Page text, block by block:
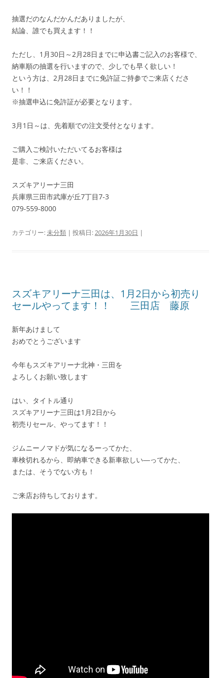
抽選だのなんだかんだありましたが、
結論、誰でも買えます！！
ただし、1月30日～2月28日までに申込書ご記入のお客様で、
納車順の抽選を行いますので、少しでも早く欲しい！
という方は、2月28日までに免許証ご持参でご来店くださ
い！！
※抽選申込に免許証が必要となります。
3月1日～は、先着順での注文受付となります。
ご購入ご検討いただいてるお客様は
是非、ご来店ください。
スズキアリーナ三田
兵庫県三田市武庫が丘7丁目7-3
079-559-8000
カテゴリー:未分類 | 投稿日:2026年1月30日 |
スズキアリーナ三田は、1月2日から初売り
セールやってます！！ 三田店 藤原
新年あけまして
おめでとうございます
今年もスズキアリーナ北神・三田を
よろしくお願い致します
はい、タイトル通り
スズキアリーナ三田は1月2日から
初売りセール、やってます！！
ジムニーノマドが気になるーってかた、
車検切れるから、即納車できる新車欲しい―ってかた、
または、そうでない方も！
ご来店お待ちしております。